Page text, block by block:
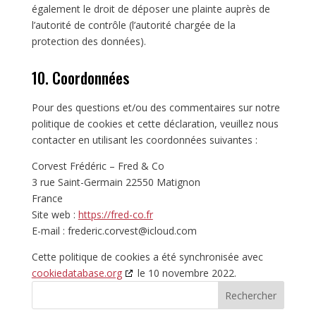
également le droit de déposer une plainte auprès de
l’autorité de contrôle (l’autorité chargée de la
protection des données).
10. Coordonnées
Pour des questions et/ou des commentaires sur notre
politique de cookies et cette déclaration, veuillez nous
contacter en utilisant les coordonnées suivantes :
Corvest Frédéric – Fred & Co
3 rue Saint-Germain 22550 Matignon
France
Site web : https://fred-co.fr
E-mail : frederic.corvest@icloud.com
Cette politique de cookies a été synchronisée avec
cookiedatabase.org
le 10 novembre 2022.
Rechercher